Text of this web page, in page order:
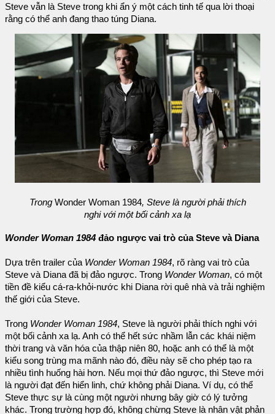
Steve vẫn là Steve trong khi ẩn ý một cách tinh tế qua lời thoại
rằng có thể anh đang thao túng Diana.
Trong Wonder Woman 1984, Steve là người phải thích
nghi với một bối cảnh xa lạ
Wonder Woman 1984 đảo ngược vai trò của Steve và Diana
Dựa trên trailer của Wonder Woman 1984, rõ ràng vai trò của
Steve và Diana đã bị đảo ngược. Trong Wonder Woman, có một
tiền đề kiểu cá-ra-khỏi-nước khi Diana rời quê nhà và trải nghiệm
thế giới của Steve.
Trong Wonder Woman 1984, Steve là người phải thích nghi với
một bối cảnh xa lạ. Anh có thể hết sức nhầm lẫn các khái niệm
thời trang và văn hóa của thập niên 80, hoặc anh có thể là một
kiểu song trùng ma mãnh nào đó, điều này sẽ cho phép tạo ra
nhiều tình huống hài hơn. Nếu mọi thứ đảo ngược, thì Steve mới
là người đạt đến hiển linh, chứ không phải Diana. Ví dụ, có thể
Steve thực sự là cùng một người nhưng bây giờ có lý tưởng
khác. Trong trường hợp đó, không chừng Steve là nhân vật phản